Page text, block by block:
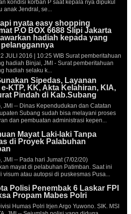
kondisi korban P saat kepala nya dipukul
anak Jendral, se...
nyata easy shopping
P.O BOX 6688 Slipi Jakarta
hadiah kepada yang
pelanggannya
JULI 2016 | 10:25 WIB Surat pemberitahuan
hadiah Binjai, JMI - Surat pemberitahuan
hadiah selaku k...
Sipedas, Layanan
KTP, KK, Akta Kelahiran, KIA,
Pindah di Kab.Subang
JMI -- Dinas Kependudukan dan Catatan
Subang sudah bisa melayani proses
dan pembuatan administrasi kepen...
Mayat Laki-laki Tanpa
di Proyek Palabuhan
JMI -- Pada hari Jumat (7/02/20)
mayat di pelabuhan Patimban. Saat ini
visum atau autopsi di puskesmas Pusa...
Polisi Penembak 6 Laskar FPI
Propam Mabes Polri
Humas Polri Irjen Argo Yuwono. SIK. MSI